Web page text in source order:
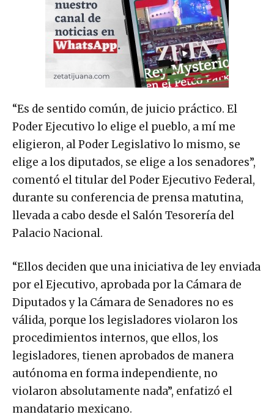
“Es de sentido común, de juicio práctico. El
Poder Ejecutivo lo elige el pueblo, a mí me
eligieron, al Poder Legislativo lo mismo, se
elige a los diputados, se elige a los senadores”,
comentó el titular del Poder Ejecutivo Federal,
durante su conferencia de prensa matutina,
llevada a cabo desde el Salón Tesorería del
Palacio Nacional.
“Ellos deciden que una iniciativa de ley enviada
por el Ejecutivo, aprobada por la Cámara de
Diputados y la Cámara de Senadores no es
válida, porque los legisladores violaron los
procedimientos internos, que ellos, los
legisladores, tienen aprobados de manera
autónoma en forma independiente, no
violaron absolutamente nada”, enfatizó el
mandatario mexicano.